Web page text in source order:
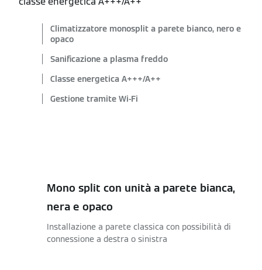
Climatizzatore monosplit a parete bianco, nero e
opaco
Sanificazione a plasma freddo
Classe energetica A+++/A++
Gestione tramite Wi-Fi
Mono split con unità a parete bianca,
nera e opaco
Installazione a parete classica con possibilità di
connessione a destra o sinistra